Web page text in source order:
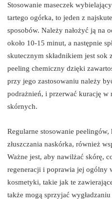
Stosowanie maseczek
tartego ogórka, to jeden z
sposobów. Należy nałożyć ją na
około 10-15 minut, a następnie
skutecznym składnikiem jest sok
peeling chemiczny dzięki
przy jego zastosowaniu należy
podrażnień, i przerwać kurację w
skórnych.
Regularne stosowanie
złuszczania naskórka, również
Ważne jest, aby nawilżać skórę,
regeneracji i poprawia jej ogólny
kosmetyki, takie jak te
także mogą sprzyjać